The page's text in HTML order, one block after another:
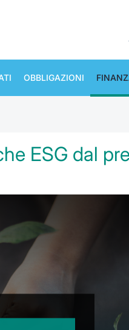
OBBLIGAZIONI
ESG dal